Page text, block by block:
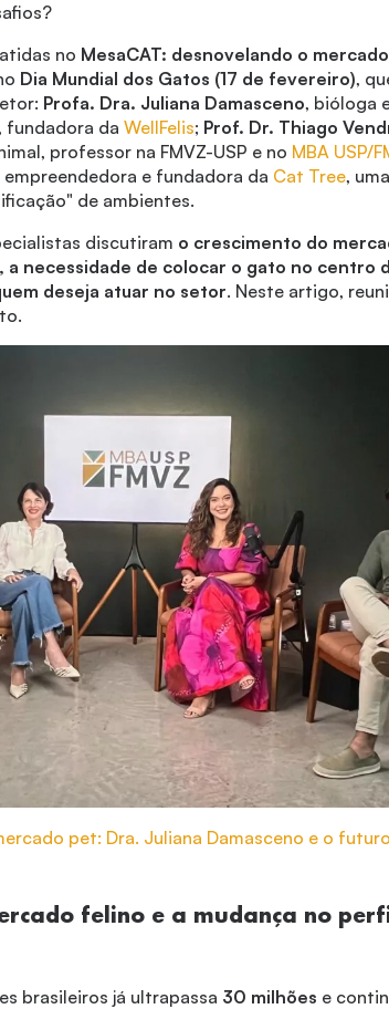
no MesaCAT: desnovelando o
Dia Mundial dos Gatos (17 de fevereiro),
Profa. Dra. Juliana Damasceno, bióloga
da WellFelis; Prof. Dr. Thiago
professor na FMVZ-USP e no MBA USP/
e fundadora da Cat Tree,
de ambientes.
discutiram o crescimento do
a necessidade de colocar o gato no centro
deseja atuar no setor. Neste artigo,
pet: Dra. Juliana Damasceno e o
felino e a mudança no
brasileiros já ultrapassa 30 milhões e